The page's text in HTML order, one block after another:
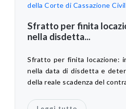
della Corte di Cassazione
Sfratto per finita
nella disdetta...
Sfratto per finita locazione:
nella data di disdetta e
della reale scadenza del